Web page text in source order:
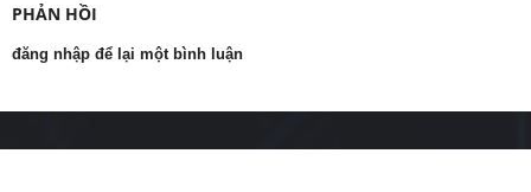
PHẢN HỒI
đăng nhập để lại một bình luận